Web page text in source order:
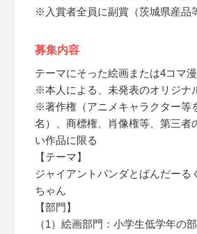
※入賞者全員に副賞（茨城県産品
募集内容
テーマにそった絵画または4コマ
※本人による、未発表のオリジナ
※著作権（アニメキャラクター等
名）、商標権、肖像権等、第三者
い作品に限る
【テーマ】
ジャイアントパンダとぱんだーる
ちゃん
【部門】
（1）絵画部門：小学生低学年の